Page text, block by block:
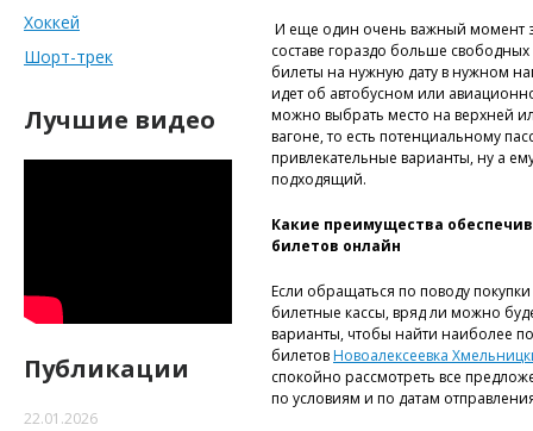
Хоккей
Шорт-трек
Лучшие видео
Публикации
22.01.2026
И еще один очень важный момент
составе гораздо больше свободных
билеты на нужную дату в нужном
идет об автобусном или
можно выбрать место на верхней
вагоне, то есть потенциальному
привлекательные варианты, ну а
подходящий.
Какие преимущества
билетов онлайн
Если обращаться по поводу
билетные кассы, вряд ли можно
варианты, чтобы найти наиболее
билетов Новоалексеевка
спокойно рассмотреть все
по условиям и по датам